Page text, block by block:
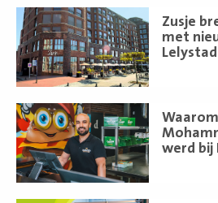
Zusje
met
Lelystad
Lees
meer
werd bij
Lees
meer